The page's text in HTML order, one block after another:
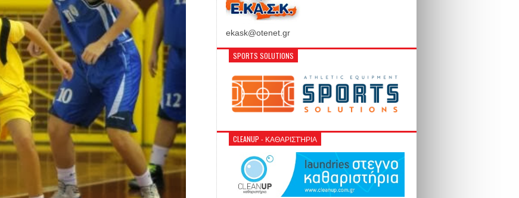
ekask@otenet.gr
SPORTS SOLUTIONS
CLEANUP - ΚΑΘΑΡΙΣΤΉΡΙΑ